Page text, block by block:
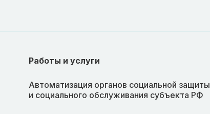
Работы и услуги
Автоматизация органов социальной защиты
и социального обслуживания субъекта РФ